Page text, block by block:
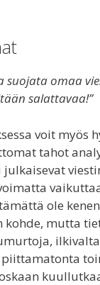
suojata omaa
salattavaa!”
voit myös
tahot
ole
kohde, mutta